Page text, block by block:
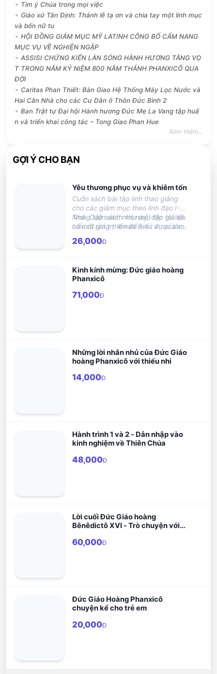
Tìm ý Chúa trong mọi việc
Giáo xứ Tân Định: Thánh lễ tạ ơn và chia tay một linh mục
và bốn nữ tu
HỘI ĐỒNG GIÁM MỤC MỸ LATINH CÔNG BỐ CẨM NANG
MỤC VỤ VỀ NGHIỆN NGẬP
ASSISI CHỨNG KIẾN LÀN SÓNG HÀNH HƯƠNG TĂNG VỌ
T TRONG NĂM KỶ NIỆM 800 NĂM THÁNH PHANXICÔ QUA
ĐỜI
Caritas Phan Thiết: Bàn Giao Hệ Thống Máy Lọc Nước và
Hai Căn Nhà cho các Cư Dân ở Thôn Đức Bình 2
Ban Trật tự Đại hội Hành hương Đức Mẹ La Vang tập huấ
n và triển khai công tác – Tong Giao Phan Hue
Xem thêm...
GỢI Ý CHO BẠN
Yêu thương phục vụ và khiêm tốn
Cuốn sách bài tập linh thao giảng
cho các giám mục theo linh đạo I-
Nhã. Cuốn sách như một tập tài liệu
có một giá trị lớn để hiểu được tâm
hoàng mà Chúa Thánh Thần vừ gởi
Trong tập sách nhỏ này, độc giả sẽ
hiểu rõ ràng thế nào là sứ vụ của các
26,000Đ
Kinh kính mừng: Đức giáo hoàng
Phanxicô
71,000Đ
Những lời nhắn nhủ của Đức Giáo
hoàng Phanxicô với thiếu nhi
14,000Đ
Hành trình 1 và 2 - Dẫn nhập vào
kinh nghiệm về Thiên Chúa
48,000Đ
Lời cuối Đức Giáo hoàng
Bênêdictô XVI - Trò chuyện với
60,000Đ
Đức Giáo Hoàng Phanxicô
chuyện kể cho trẻ em
20,000Đ